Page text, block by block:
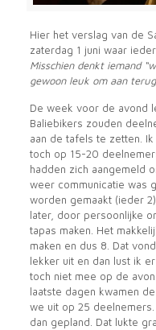
Hier het verslag van de
zaterdag 1 juni waar
Misschien denkt iemand
gewoon leuk om aan
De week voor de avond
Baliebikers zouden
aan de tafels te zetten.
toch op 15-20
hadden zich aangemeld
weer communicatie was
worden gemaakt (ieder
later, door persoonlijke
tapas maken. Het
maken en dus 8. Dat
lekker uit en dan lust ik
toch niet mee op de
laatste dagen kwamen
we uit op 25
dan gepland. Dat lukte